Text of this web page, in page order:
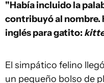
"Había incluido la
contribuyó al nombre.
inglés para gatito:
El simpático felino
un pequeño bolso de